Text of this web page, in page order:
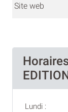
Site web
Lundi :